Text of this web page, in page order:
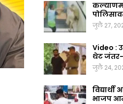
जुलै 27,
Video :
थेट जंतर-
जुलै 24,
भाजप